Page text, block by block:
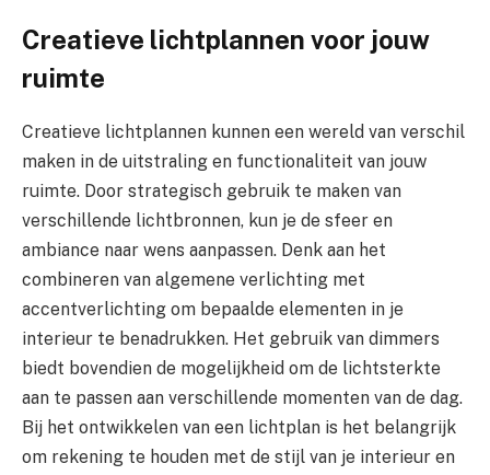
Creatieve lichtplannen voor jouw
ruimte
Creatieve lichtplannen kunnen een wereld van verschil
maken in de uitstraling en functionaliteit van jouw
ruimte. Door strategisch gebruik te maken van
verschillende lichtbronnen, kun je de sfeer en
ambiance naar wens aanpassen. Denk aan het
combineren van algemene verlichting met
accentverlichting om bepaalde elementen in je
interieur te benadrukken. Het gebruik van dimmers
biedt bovendien de mogelijkheid om de lichtsterkte
aan te passen aan verschillende momenten van de dag.
Bij het ontwikkelen van een lichtplan is het belangrijk
om rekening te houden met de stijl van je interieur en